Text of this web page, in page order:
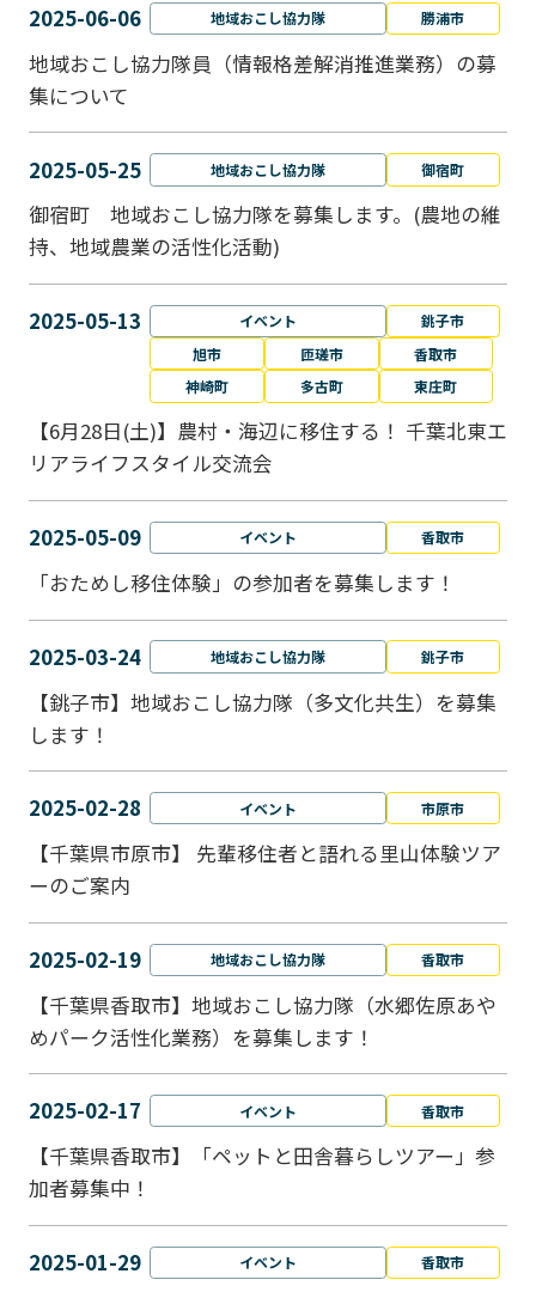
2025-06-06 地域おこし協力隊 勝浦市
地域おこし協力隊員（情報格差解消推進業務）の募
集について
2025-05-25 地域おこし協力隊 御宿町
御宿町 地域おこし協力隊を募集します。(農地の維
持、地域農業の活性化活動)
2025-05-13 イベント
銚子市
旭市
匝瑳市
香取市
神崎町
多古町 東庄町
【6月28日(土)】農村・海辺に移住する！ 千葉北東エ
リアライフスタイル交流会
2025-05-09 イベント 香取市
「おためし移住体験」の参加者を募集します！
2025-03-24 地域おこし協力隊 銚子市
【銚子市】地域おこし協力隊（多文化共生）を募集
します！
2025-02-28 イベント 市原市
【千葉県市原市】 先輩移住者と語れる里山体験ツア
ーのご案内
2025-02-19 地域おこし協力隊 香取市
【千葉県香取市】地域おこし協力隊（水郷佐原あや
めパーク活性化業務）を募集します！
2025-02-17 イベント 香取市
【千葉県香取市】「ペットと⽥舎暮らしツアー」参
加者募集中！
2025-01-29 イベント 香取市